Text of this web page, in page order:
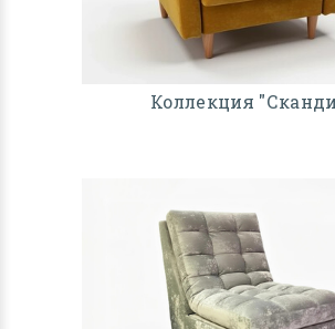
Коллекция